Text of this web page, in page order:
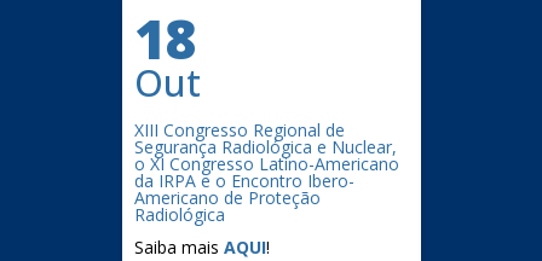
18
Out
XIII Congresso Regional de
Segurança Radiológica e Nuclear,
o XI Congresso Latino-Americano
da IRPA e o Encontro Ibero-
Americano de Proteção
Radiológica
Saiba mais AQUI!